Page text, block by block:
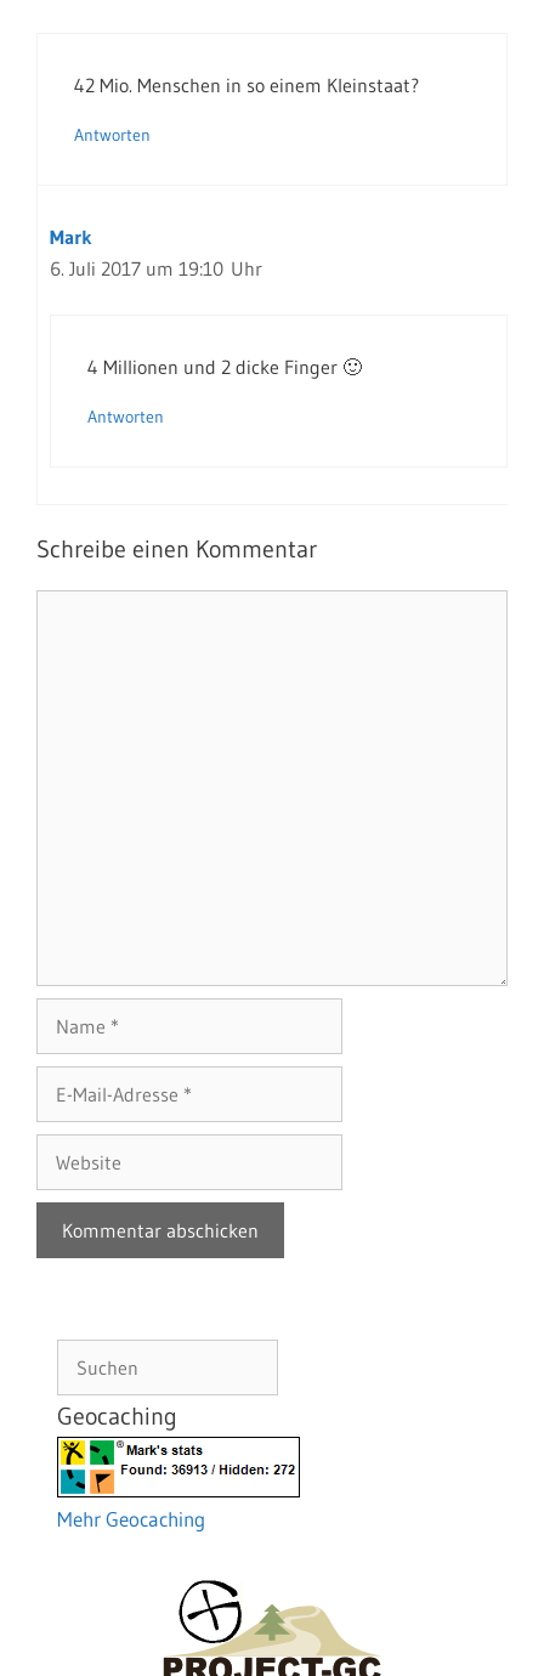
42 Mio. Menschen in so einem Kleinstaat?
Antworten
Mark
6. Juli 2017 um 19:10 Uhr
4 Millionen und 2 dicke Finger 🙂
Antworten
Schreibe einen Kommentar
Mail-
Adresse
Geocaching
Mehr Geocaching